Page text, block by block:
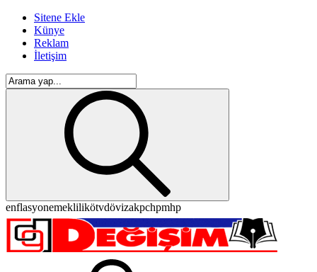
Sitene Ekle
Künye
Reklam
İletişim
enflasyonemeklilikötvdövizakpchpmhp